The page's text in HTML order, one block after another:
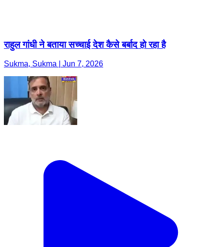
राहुल गांधी ने बताया सच्चाई देश कैसे बर्बाद हो रहा है
Sukma, Sukma | Jun 7, 2026